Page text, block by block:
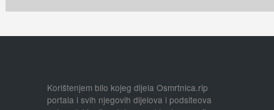
Korištenjem bilo kojeg dijela Osmrtnica.rip
portala i svih njegovih dijelova i podsiteova